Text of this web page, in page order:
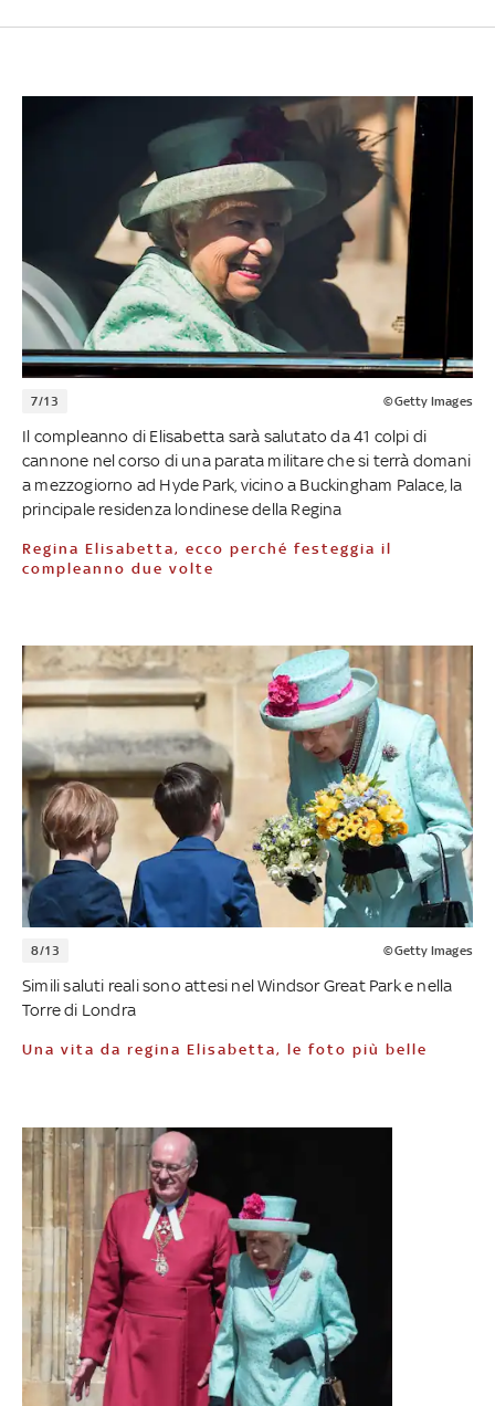
7/13 ©Getty Images
Il compleanno di Elisabetta sarà salutato da 41 colpi di
cannone nel corso di una parata militare che si terrà domani
a mezzogiorno ad Hyde Park, vicino a Buckingham Palace, la
principale residenza londinese della Regina
Regina Elisabetta, ecco perché festeggia il
compleanno due volte
8/13 ©Getty Images
Simili saluti reali sono attesi nel Windsor Great Park e nella
Torre di Londra
Una vita da regina Elisabetta, le foto più belle